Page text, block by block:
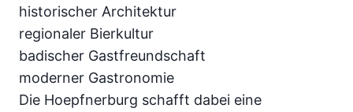
historischer Architektur
regionaler Bierkultur
badischer Gastfreundschaft
moderner Gastronomie
Die Hoepfnerburg schafft dabei eine